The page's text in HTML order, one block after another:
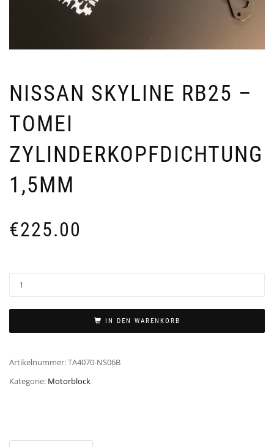
NISSAN SKYLINE RB25 –
TOMEI
ZYLINDERKOPFDICHTUNG
1,5MM
€225.00
IN DEN WARENKORB
Artikelnummer:TA4070-NS06B
Kategorie: Motorblock